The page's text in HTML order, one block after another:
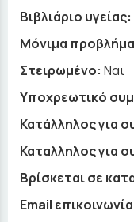
Βιβλιάριο υγείας:
Μόνιμα
Στειρωμένο: Ναι
Υποχρεωτικό
Κατάλληλος για
Καταλληλος για
Βρίσκεται σε
Email